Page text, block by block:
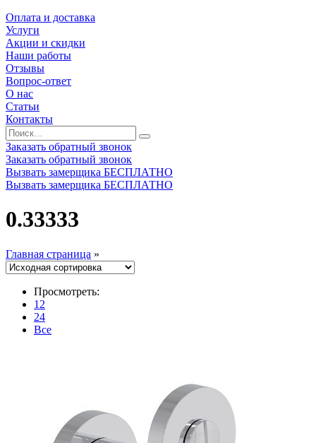
Оплата и доставка
Услуги
Акции и скидки
Наши работы
Отзывы
Вопрос-ответ
О нас
Статьи
Контакты
Заказать обратный звонок
Заказать обратный звонок
Вызвать замерщика БЕСПЛАТНО
Вызвать замерщика БЕСПЛАТНО
0.33333
Главная страница »
Просмотреть:
12
24
Все